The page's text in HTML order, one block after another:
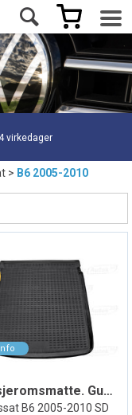
virkedager
> B6 2005-2010
Bagasjeromsmatte. Gummi
B6 2005-2010 SD